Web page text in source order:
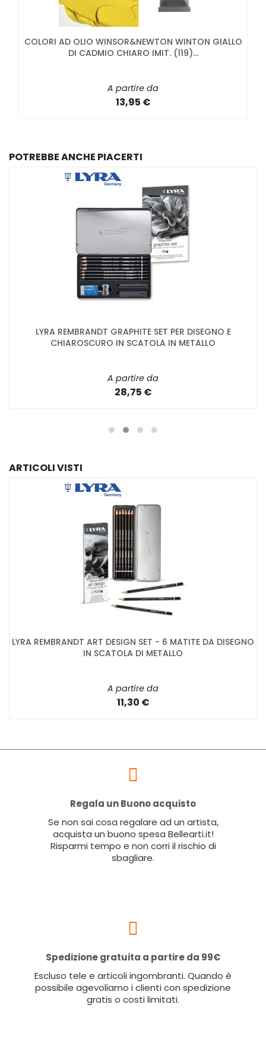
COLORI AD OLIO WINSOR&NEWTON WINTON GIALLO
DI CADMIO CHIARO IMIT. (119)...
A partire da
13,95 €
POTREBBE ANCHE PIACERTI
LYRA REMBRANDT GRAPHITE SET PER DISEGNO E
CHIAROSCURO IN SCATOLA IN METALLO
A partire da
28,75 €
ARTICOLI VISTI
LYRA REMBRANDT ART DESIGN SET - 6 MATITE DA DISEGNO
IN SCATOLA DI METALLO
A partire da
11,30 €
Regala un Buono acquisto
Se non sai cosa regalare ad un artista,
acquista un buono spesa Bellearti.it!
Risparmi tempo e non corri il rischio di
sbagliare.
Spedizione gratuita a partire da 99€
Escluso tele e articoli ingombranti. Quando è
possibile agevoliamo i clienti con spedizione
gratis o costi limitati.